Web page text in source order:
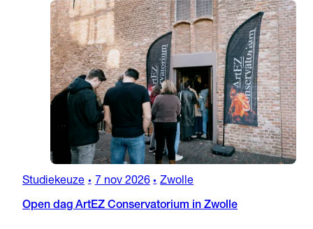
Studiekeuze • 7 nov 2026 • Zwolle
Open dag ArtEZ Conservatorium in Zwolle